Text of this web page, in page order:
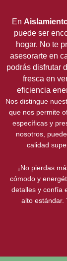
En
puede ser
hogar. No te
asesorarte en
podrás disfrutar
fresca en
eficiencia
Nos distingue
que nos permite
específicas y
nosotros,
calidad
¡No pierdas
cómodo y
detalles y confía
alto estándar.